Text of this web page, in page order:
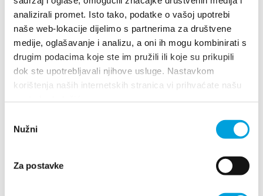
analizirali promet. Isto tako, podatke o vašoj upotrebi
naše web-lokacije dijelimo s partnerima za društvene
medije, oglašavanje i analizu, a oni ih mogu kombinirati s
drugim podacima koje ste im pružili ili koje su prikupili
dok ste upotrebljavali njihove usluge. Nastavkom
korištenja naših internetskih stranica vi prihvaćate našu
pristanka
Nužni
Za postavke
Branko Matić
Težački put 2, 21214 Kaštel Kambelovac
+385912674731
branko.matic@pivac.hr
Cecilija Žulj